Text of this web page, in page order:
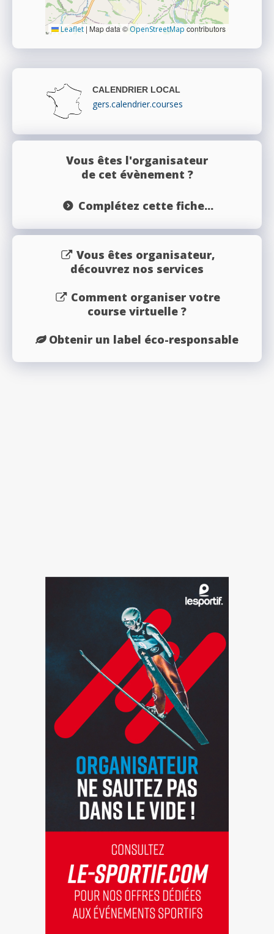
Leaflet | Map data ©OpenStreetMap contributors
CALENDRIER LOCAL
gers.calendrier.courses
Vous êtes l'organisateur
de cet évènement ?
Complétez cette fiche...
Vous êtes organisateur,
découvrez nos services
Comment organiser votre
course virtuelle ?
Obtenir un label éco-responsable